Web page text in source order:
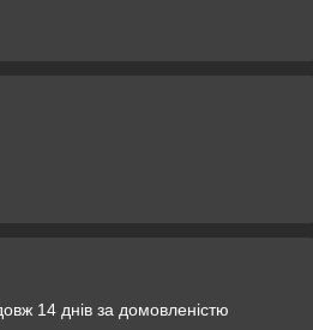
14 днів за домовленістю